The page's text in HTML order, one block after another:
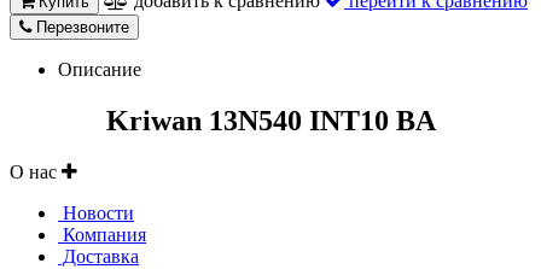
Перезвоните
Описание
Kriwan 13N540 INT10 BA
О нас
Новости
Компания
Доставка